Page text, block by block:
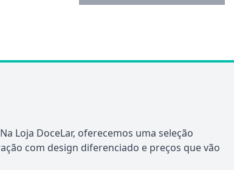
Loja DoceLar, oferecemos uma seleção
com design diferenciado e preços que vão